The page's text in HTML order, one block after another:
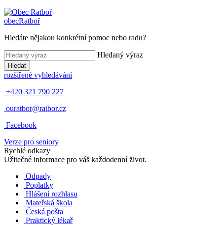
obecRatboř
Hledáte nějakou konkrétní pomoc nebo radu?
Hledaný výraz
Hledat
rozšířené vyhledávání
+420 321 790 227
ouratbor@ratbor.cz
Facebook
Verze pro seniory
Rychlé odkazy
Užitečné informace pro váš každodenní život.
Odpady
Poplatky
Hlášení rozhlasu
Mateřská škola
Česká pošta
Praktický lékař